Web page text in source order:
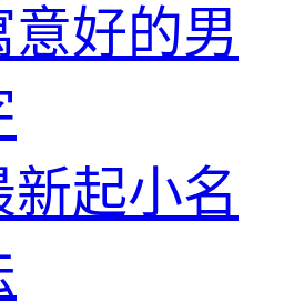
好的男
新起小名